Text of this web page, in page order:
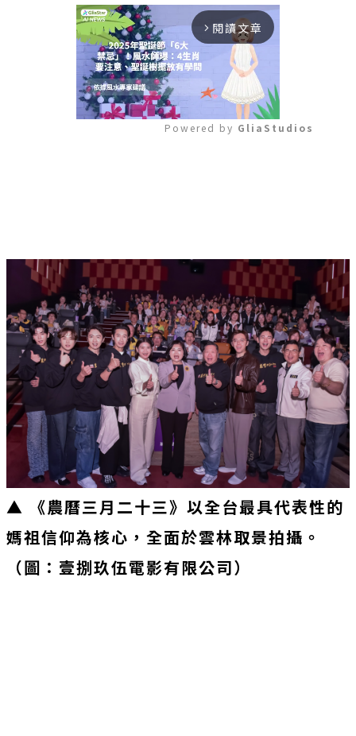
arrow_forward_ios 閱讀文章
Powered by GliaStudios
▲ 《農曆三月二十三》以全台最具代表性的
媽祖信仰為核心，全面於雲林取景拍攝 。
（圖：壹捌玖伍電影有限公司）